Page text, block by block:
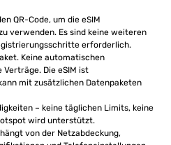
QR-Code, um die eSIM
verwenden. Es sind keine weiteren
erforderlich.
Keine automatischen
Verträge. Die eSIM ist
mit zusätzlichen Datenpaketen
– keine täglichen Limits, keine
wird unterstützt.
von der Netzabdeckung,